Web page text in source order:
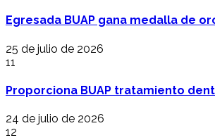
Egresada BUAP gana medalla de
25 de julio de 2026
11
Proporciona BUAP tratamiento
24 de julio de 2026
12